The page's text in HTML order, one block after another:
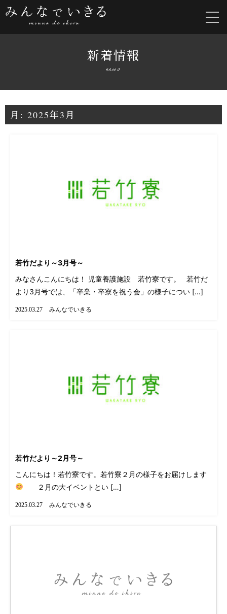
新着情報
news
月: 2025年3月
若竹だより～3月号～
みなさんこんにちは！ 児童養護施設 若竹寮です。 若竹だ
より3月号では、「卒業・卒寮を祝う会」の様子につい […]
2025.03.27 みんなでいきる
若竹だより～2月号～
こんにちは！若竹寮です。若竹寮２月の様子をお届けします
２月の大イベントとい […]
2025.03.27 みんなでいきる